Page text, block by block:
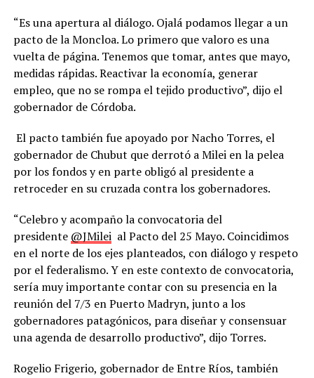
“Es una apertura al diálogo. Ojalá podamos llegar a un
pacto de la Moncloa. Lo primero que valoro es una
vuelta de página. Tenemos que tomar, antes que mayo,
medidas rápidas. Reactivar la economía, generar
empleo, que no se rompa el tejido productivo”, dijo el
gobernador de Córdoba.
El pacto también fue apoyado por Nacho Torres, el
gobernador de Chubut que derrotó a Milei en la pelea
por los fondos y en parte obligó al presidente a
retroceder en su cruzada contra los gobernadores.
“Celebro y acompaño la convocatoria del
presidente @JMileial Pacto del 25 Mayo. Coincidimos
en el norte de los ejes planteados, con diálogo y respeto
por el federalismo. Y en este contexto de convocatoria,
sería muy importante contar con su presencia en la
reunión del 7/3 en Puerto Madryn, junto a los
gobernadores patagónicos, para diseñar y consensuar
una agenda de desarrollo productivo”, dijo Torres.
Rogelio Frigerio, gobernador de Entre Ríos, también